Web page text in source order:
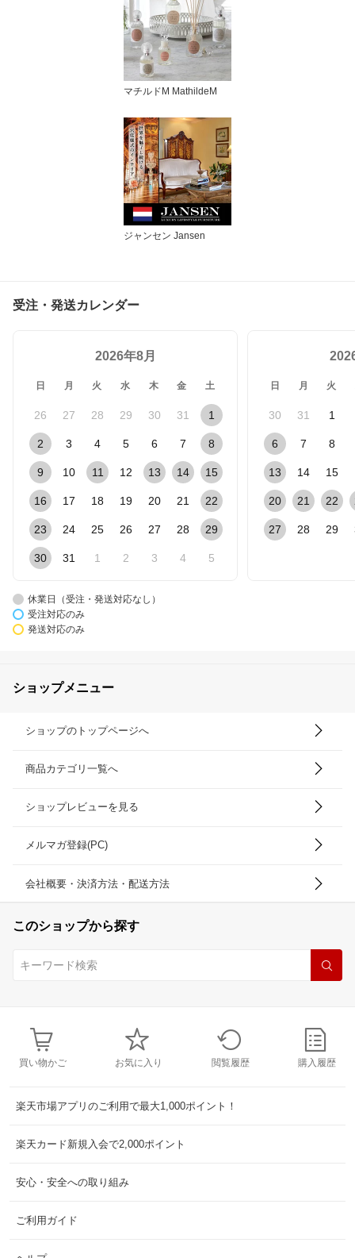
マチルドM MathildeM
ジャンセン Jansen
受注・発送カレンダー
2026年8月
日 月 火 水 木 金 土
26 27 28 29 30 31 1
2 3 4 5 6 7 8
9 10 11 12 13 14 15
16 17 18 19 20 21 22
23 24 25 26 27 28 29
30 31 1 2 3 4 5
日 月 火
30 31 1
6 7 8
13 14 15
20 21 22
27 28 29
休業日（受注・発送対応なし）
受注対応のみ
発送対応のみ
ショップメニュー
ショップのトップページへ
商品カテゴリ一覧へ
ショップレビューを見る
メルマガ登録(PC)
会社概要・決済方法・配送方法
このショップから探す
買い物かご お気に入り 閲覧履歴 購入履歴
楽天市場アプリのご利用で最大1,000ポイント！
楽天カード新規入会で2,000ポイント
安心・安全への取り組み
ご利用ガイド